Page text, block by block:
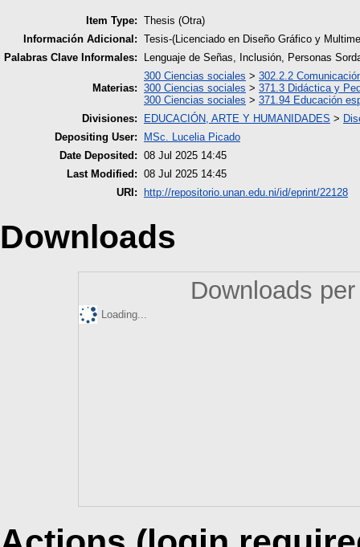
Item Type: Thesis (Otra)
Información Adicional: Tesis-(Licenciado en Diseño Gráfico y
Palabras Clave Informales:
Lenguaje de Señas, Inclusión, Personas
Materias:
300 Ciencias sociales > 302.2.2
300 Ciencias sociales > 371.3 Didáctica y
300 Ciencias sociales > 371.94 Educación
Divisiones:
EDUCACIÓN, ARTE Y HUMANIDADES >
Depositing User:
MSc. Lucelia Picado
Date Deposited: 08 Jul 2025 14:45
Last Modified: 08 Jul 2025 14:45
URI:
http://repositorio.unan.edu.ni/id/eprint/22128
Downloads
Downloads
Loading...